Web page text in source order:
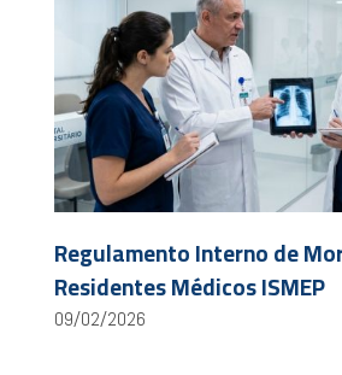
Regulamento Interno de
Residentes Médicos ISMEP
09/02/2026